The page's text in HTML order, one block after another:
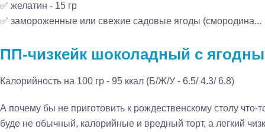
✅ желатин - 15 гр
✅ замороженные или свежие садовые ягоды (смородина...
ПП-чизкейк шоколадный с
Калорийность на 100 гр - 95 ккал (Б/Ж/У - 6.5/ 4.3/ 6.8)
А почему бы не приготовить к рождественскому столу что-
буде не обычный, калорийные и вредный торт, а легкий